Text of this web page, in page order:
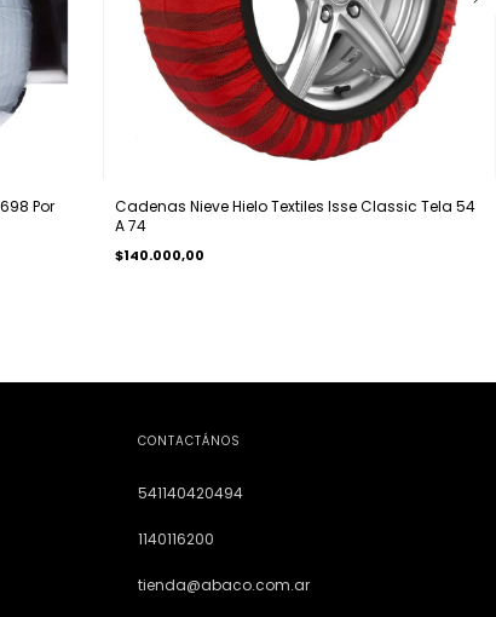
Por
Cadenas Nieve Hielo Textiles Isse Classic Tela 54
A 74
$140.000,00
CONTACTÁNOS
541140420494
1140116200
tienda@abaco.com.ar